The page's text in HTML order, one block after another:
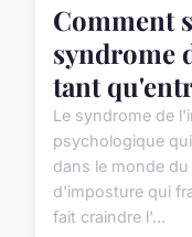
Comment
syndrome
tant
Le syndrome de
psychologique
dans le monde
d'imposture qui
fait craindre l'...